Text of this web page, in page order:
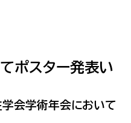
ポスター発表い
会学術年会において